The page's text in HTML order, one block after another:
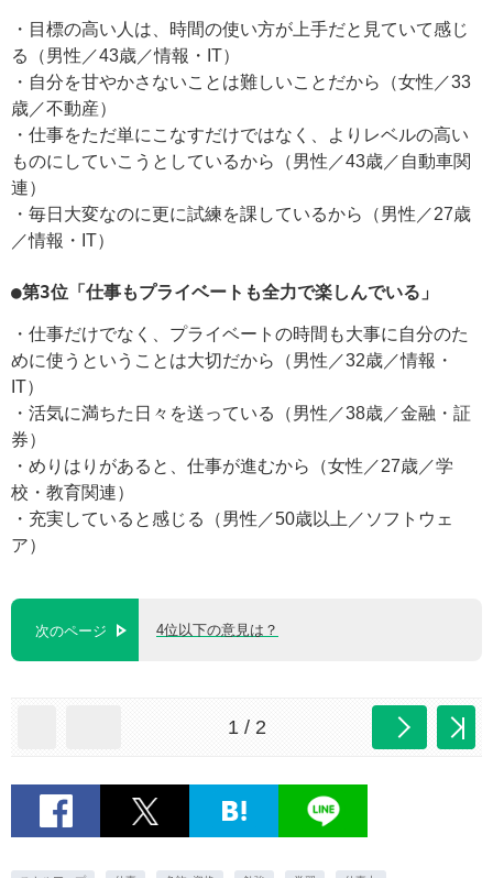
・目標の高い人は、時間の使い方が上手だと見ていて感じ
る（男性／43歳／情報・IT）
・自分を甘やかさないことは難しいことだから（女性／33
歳／不動産）
・仕事をただ単にこなすだけではなく、よりレベルの高い
ものにしていこうとしているから（男性／43歳／自動車関
連）
・毎日大変なのに更に試練を課しているから（男性／27歳
／情報・IT）
●第3位「仕事もプライベートも全力で楽しんでいる」
・仕事だけでなく、プライベートの時間も大事に自分のた
めに使うということは大切だから（男性／32歳／情報・
IT）
・活気に満ちた日々を送っている（男性／38歳／金融・証
券）
・めりはりがあると、仕事が進むから（女性／27歳／学
校・教育関連）
・充実していると感じる（男性／50歳以上／ソフトウェ
ア）
次のページ 4位以下の意見は？
1 / 2